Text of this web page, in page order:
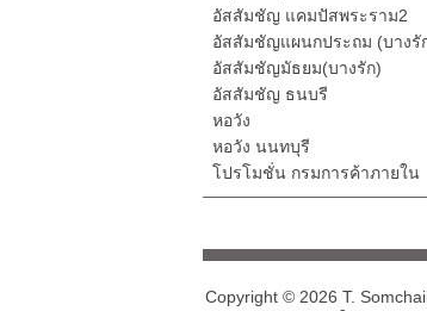
อัสสัมชัญ แคมปัสพระราม2
อัสสัมชัญแผนกประถม (บางรั
อัสสัมชัญมัธยม(บางรัก)
อัสสัมชัญ ธนบรี
หอวัง
หอวัง นนทบุรี
โปรโมชั่น กรมการค้าภายใน
Copyright © 2026 T.